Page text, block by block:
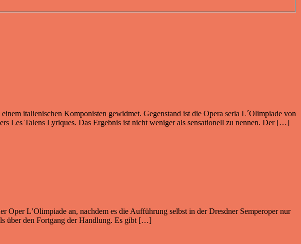
italienischen Komponisten gewidmet. Gegenstand ist die Opera seria L´Olimpiade von
Les Talens Lyriques. Das Ergebnis ist nicht weniger als sensationell zu nennen. Der […]
L’Olimpiade an, nachdem es die Aufführung selbst in der Dresdner Semperoper nur
über den Fortgang der Handlung. Es gibt […]